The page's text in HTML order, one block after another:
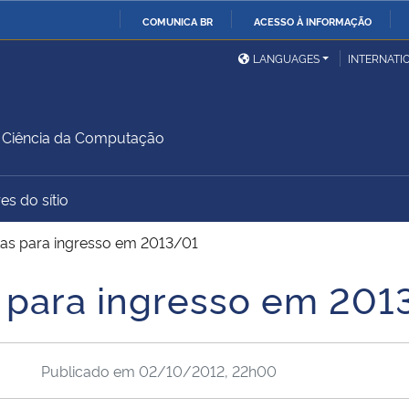
COMUNICA BR ACESSO À INFORMAÇÃO
Ministério da Defesa
Ministério das Relações
Exteriores
Ministério do
Desenvolvimento Regional
Advocacia-Geral da União Banco Central do Brasil
LANGUAGES
da Computação
do sítio
para ingresso em 2013/01
ingresso em
Publicado em 02/10/2012, 22h00